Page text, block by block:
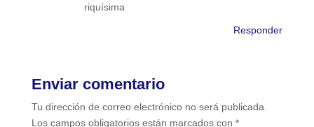
riquísima
Responder
Enviar comentario
Tu dirección de correo electrónico no será publicada.
Los campos obligatorios están marcados con *